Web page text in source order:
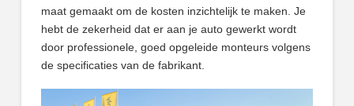
maat gemaakt om de kosten inzichtelijk te maken. Je
hebt de zekerheid dat er aan je auto gewerkt wordt
door professionele, goed opgeleide monteurs volgens
de specificaties van de fabrikant.